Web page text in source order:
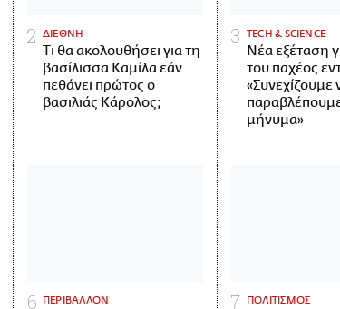
ΔΙΕΘΝΗ
Τι θα ακολουθήσει για τη
βασίλισσα Καμίλα εάν
πεθάνει πρώτος ο
βασιλιάς Κάρολος;
ΤECH & SCIENCE
Νέα εξέταση
του παχέος
«Συνεχίζουμε
μήνυμα»
ΠΕΡΙΒΑΛΛΟΝ ΠΟΛΙΤΙΣΜΟΣ